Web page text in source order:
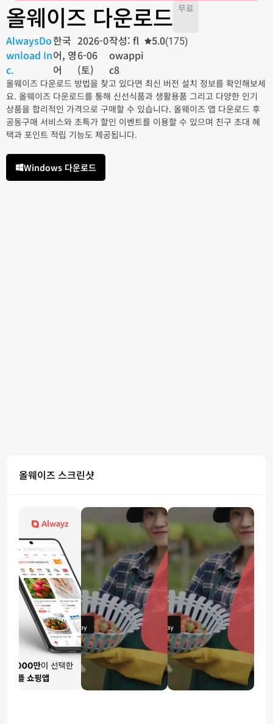
올웨이즈 다운로드 무료
AlwaysDo
wnload In
c.
한국
어, 영
어
2026-0
6-06
(토)
작성: fl
owappi
c8
5.0(175)
올웨이즈 다운로드 방법을 찾고 있다면 최신 버전 설치 정보를 확인해보세
요. 올웨이즈 다운로드를 통해 신선식품과 생활용품 그리고 다양한 인기
상품을 합리적인 가격으로 구매할 수 있습니다. 올웨이즈 앱 다운로드 후
공동구매 서비스와 초특가 할인 이벤트를 이용할 수 있으며 친구 초대 혜
택과 포인트 적립 기능도 제공됩니다.
Windows 다운로드
올웨이즈 스크린샷